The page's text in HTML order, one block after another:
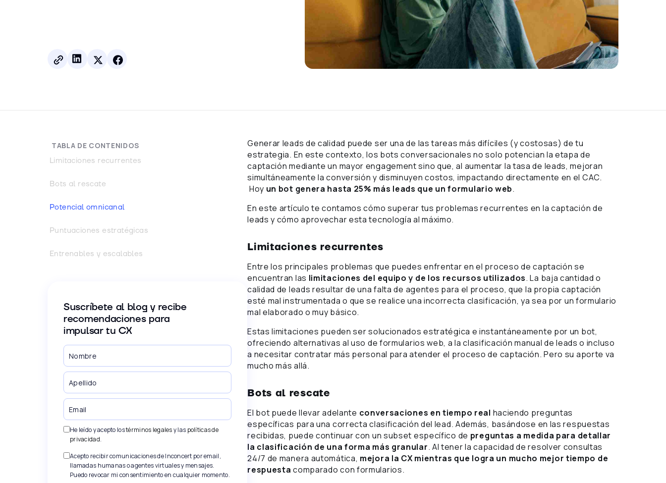
TABLA DE CONTENIDOS
Limitaciones recurrentes
Bots al rescate
Potencial omnicanal
Puntuaciones estratégicas
Entrenables y escalables
Suscríbete al blog y recibe
recomendaciones para
impulsar tu CX
He leído y acepto lostérminos legalesy las políticas de
privacidad.
Acepto recibir comunicaciones de Inconcert por email,
llamadas humanas o agentes virtuales y mensajes.
Puedo revocar mi consentimiento en cualquier momento.
Generar leads de calidad puede ser una de las tareas más difíciles (y costosas) de tu
estrategia. En este contexto, los bots conversacionales no solo potencian la etapa de
captación mediante un mayor engagement sino que, al aumentar la tasa de leads, mejoran
simultáneamente la conversión y disminuyen costos, impactando directamente en el CAC.
Hoy un bot genera hasta 25% más leads que un formulario web.
En este artículo te contamos cómo superar tus problemas recurrentes en la captación de
leads y cómo aprovechar esta tecnología al máximo.
Limitaciones recurrentes
Entre los principales problemas que puedes enfrentar en el proceso de captación se
encuentran las limitaciones del equipo y de los recursos utilizados. La baja cantidad o
calidad de leads resultar de una falta de agentes para el proceso, que la propia captación
esté mal instrumentada o que se realice una incorrecta clasificación, ya sea por un formulario
mal elaborado o muy básico.
Estas limitaciones pueden ser solucionados estratégica e instantáneamente por un bot,
ofreciendo alternativas al uso de formularios web, a la clasificación manual de leads o incluso
a necesitar contratar más personal para atender el proceso de captación. Pero su aporte va
mucho más allá.
Bots al rescate
El bot puede llevar adelante conversaciones en tiempo real haciendo preguntas
específicas para una correcta clasificación del lead. Además, basándose en las respuestas
recibidas, puede continuar con un subset específico de preguntas a medida para detallar
la clasificación de una forma más granular. Al tener la capacidad de resolver consultas
24/7 de manera automática, mejora la CX mientras que logra un mucho mejor tiempo de
respuesta comparado con formularios.